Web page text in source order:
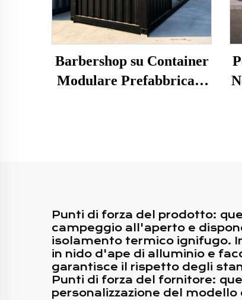
Barbershop su Container
Modulare Prefabbricato
Punti di forza del prodotto:
campeggio all'aperto e
isolamento termico ignifugo.
in nido d'ape di alluminio e
garantisce il rispetto degli
Punti di forza del fornitore:
personalizzazione del